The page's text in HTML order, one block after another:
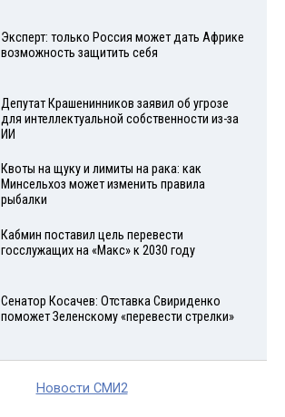
Эксперт: только Россия может дать Африке
возможность защитить себя
Депутат Крашенинников заявил об угрозе
для интеллектуальной собственности из-за
ИИ
Квоты на щуку и лимиты на рака: как
Минсельхоз может изменить правила
рыбалки
Кабмин поставил цель перевести
госслужащих на «Макс» к 2030 году
Сенатор Косачев: Отставка Свириденко
поможет Зеленскому «перевести стрелки»
Новости СМИ2